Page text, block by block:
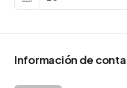
Información de